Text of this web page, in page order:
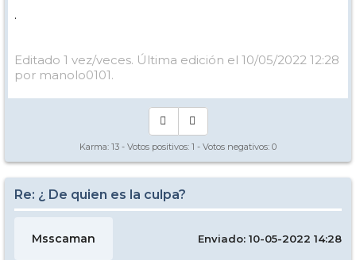
.
Editado 1 vez/veces. Última edición el 10/05/2022 12:28
por manolo0101.
Karma: 13 - Votos positivos: 1 - Votos negativos: 0
Re: ¿ De quien es la culpa?
Msscaman Enviado: 10-05-2022 14:28